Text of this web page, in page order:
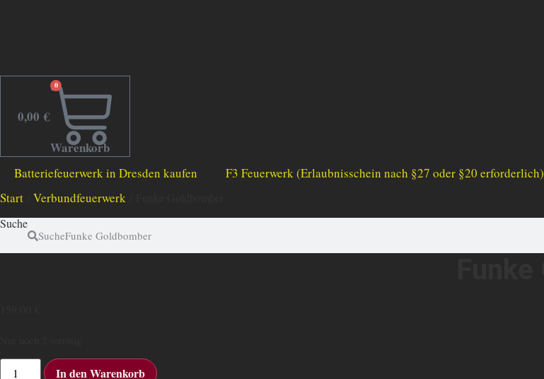
0,00€
0
Warenkorb
Batteriefeuerwerk in Dresden kaufen F3 Feuerwerk (Erlaubnisschein nach §27 oder §20 erforderlich)
Start
Verbundfeuerwerk
Suche
Suche
Funke
Goldbomber In den Warenkorb